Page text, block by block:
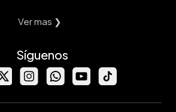
Ver mas ❯
Síguenos